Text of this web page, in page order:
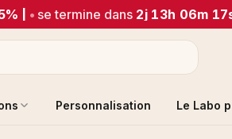
| • se termine dans 2j 13h 06m
Personnalisation Le Labo